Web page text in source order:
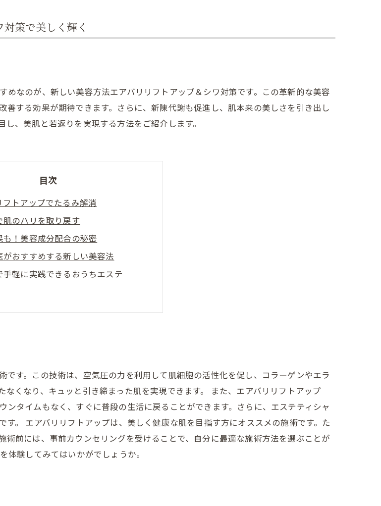
策で美しく輝く
なのが、新しい美容方法エアバリリフトアップ＆シワ対策です。この革新的な美容
する効果が期待できます。さらに、新陳代謝も促進し、肌本来の美しさを引き出し
、美肌と若返りを実現する方法をご紹介します。
目次
フトアップでたるみ解消
肌のハリを取り戻す
も！美容成分配合の秘密
がおすすめする新しい美容法
手軽に実践できるおうちエステ
す。この技術は、空気圧の力を利用して肌細胞の活性化を促し、コラーゲンやエラ
くなり、キュッと引き締まった肌を実現できます。 また、エアバリリフトアップ
タイムもなく、すぐに普段の生活に戻ることができます。さらに、エステティシャ
。 エアバリリフトアップは、美しく健康な肌を目指す方にオススメの施術です。た
前には、事前カウンセリングを受けることで、自分に最適な施術方法を選ぶことが
体験してみてはいかがでしょうか。